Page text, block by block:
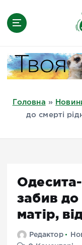
Головна »
до смерті
забив до
матір,
Редактор